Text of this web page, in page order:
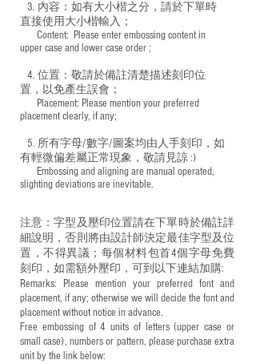
3. 內容：如有大小楷之分，請於下單時
直接使用大小楷輸入；
​ Content: Please enter embossing content in
upper case and lower case order ;
4. 位置：敬請於備註清楚描述刻印位
置，以免產生誤會；
​ Placement: Please mention your preferred
placement clearly, if any;
5. 所有字母/數字/圖案均由人手刻印，如
有輕微偏差屬正常現象，敬請見諒 :)
​ Embossing and aligning are manual operated,
slighting deviations are inevitable.
注意：字型及壓印位置請在下單時於備註詳
細說明，否則將由設計師決定最佳字型及位
置，不得異議；每個材料包首4個字母免費
刻印，如需額外壓印，可到以下連結加購:
Remarks: Please mention your preferred font and
placement, if any; otherwise we will decide the font and
placement without notice in advance.
Free embossing of 4 units of letters (upper case or
small case), numbers or pattern, please purchase extra
unit by the link below: